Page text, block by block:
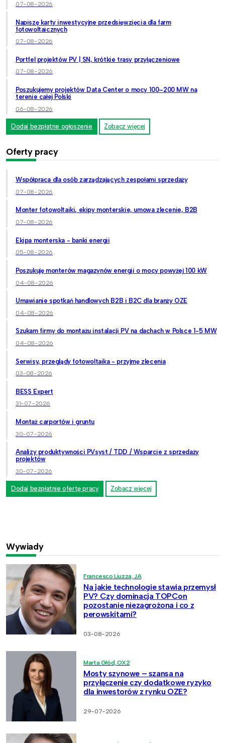
07-08-2026
Napiszę karty inwestycyjne przedsięwzięcia dla farm
fotowoltaicznych
07-08-2026
Portfel projektów PV | SN, krótkie trasy przyłączeniowe
07-08-2026
Poszukujemy projektów Data Center o mocy 100–200 MW na
terenie całej Polski
06-08-2026
Dodaj bezpłatne ogłoszenie Zobacz więcej
Oferty pracy
Współpraca dla osób zarządzających zespołami sprzedaży
07-08-2026
Monter fotowoltaiki, ekipy monterskie, umowa zlecenie, B2B
07-08-2026
Ekipa monterska - banki energii
05-08-2026
Poszukuję monterów magazynów energii o mocy powyżej 100 kW
04-08-2026
Umawianie spotkań handlowych B2B i B2C dla branży OZE
04-08-2026
Szukam firmy do montażu instalacji PV na dachach w Polsce 1-5 MW
04-08-2026
Serwisy, przeglądy fotowoltaika - przyjmę zlecenia
03-08-2026
BESS Expert
31-07-2026
Montaż carportów i gruntu
30-07-2026
Analizy produktywności PVsyst / TDD / Wsparcie z sprzedaży
projektów
30-07-2026
Dodaj bezpłatnie ofertę pracy Zobacz więcej
Wywiady
Francesco Liuzza, JA
Na jakie technologie stawia przemysł
PV? Czy dominacja TOPCon
pozostanie niezagrożona i co z
perowskitami?
03-08-2026
Marta Głód, OX2
Mosty szynowe – szansa na
przyłączenie czy dodatkowe ryzyko
dla inwestorów z rynku OZE?
29-07-2026